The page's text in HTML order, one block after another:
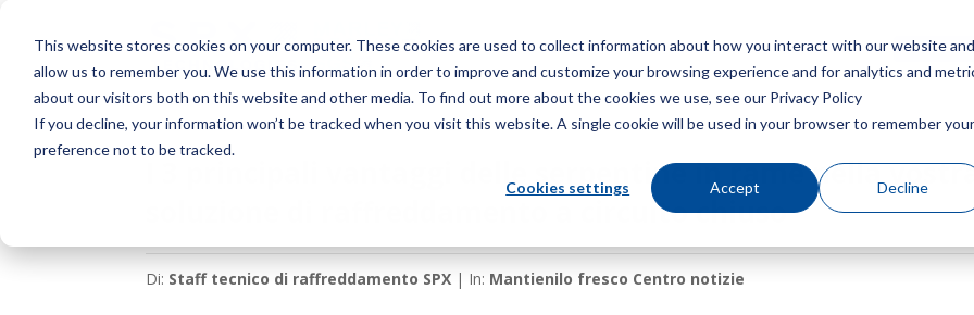
This website stores cookies on your computer. These cookies are used to collect information about how you interact with our website and
allow us to remember you. We use this information in order to improve and customize your browsing experience and for analytics and
about our visitors both on this website and other media. To find out more about the cookies we use, see our Privacy Policy
If you decline, your information won’t be tracked when you visit this website. A single cookie will be used in your browser to remember your
preference not to be tracked.
Cookies settings Accept Decline
Menù Ottieni
I 3 principali vantaggi delle serpentine in rame nella
soluzione di raffreddamento a circuito chiuso
Di: Staff tecnico di raffreddamento SPX | In: Mantienilo fresco Centro notizie